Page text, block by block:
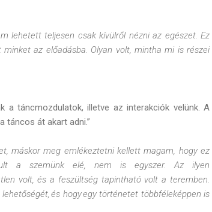
lehetett teljesen csak kívülről nézni az egészet. Ez
az előadásba. Olyan volt, mintha mi is részei
a táncmozdulatok, illetve az interakciók velünk. A
táncos át akart adni.”
máskor meg emlékeztetni kellett magam, hogy ez
a szemünk elé, nem is egyszer. Az ilyen
volt, és a feszültség tapintható volt a teremben.
és hogy egy történetet többféleképpen is